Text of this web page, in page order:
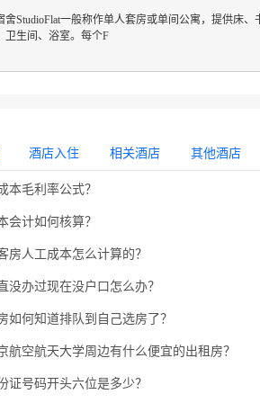
舍StudioFlat一般称作单人套房或单间公寓，提供床、
卫生间、浴室。每个F
酒店入住 相关酒店 其他酒店
本毛利率公式？
会计如何核算？
房人工成本怎么计算的？
没办过现在没户口怎么办？
如何知道排队到自己选房了？
航空航天大学周边有什么便宜的出租房？
证号码开头六位是多少？